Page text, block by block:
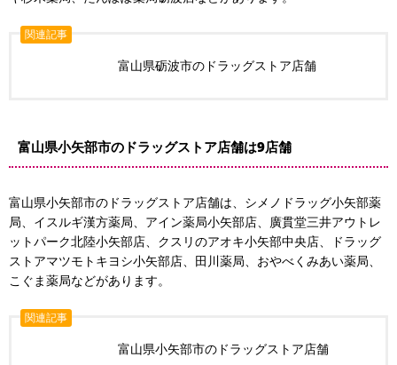
関連記事
富山県砺波市のドラッグストア店舗
富山県小矢部市のドラッグストア店舗は9店舗
富山県小矢部市のドラッグストア店舗は、シメノドラッグ小矢部薬
局、イスルギ漢方薬局、アイン薬局小矢部店、廣貫堂三井アウトレ
ットパーク北陸小矢部店、クスリのアオキ小矢部中央店、ドラッグ
ストアマツモトキヨシ小矢部店、田川薬局、おやべくみあい薬局、
こぐま薬局などがあります。
関連記事
富山県小矢部市のドラッグストア店舗